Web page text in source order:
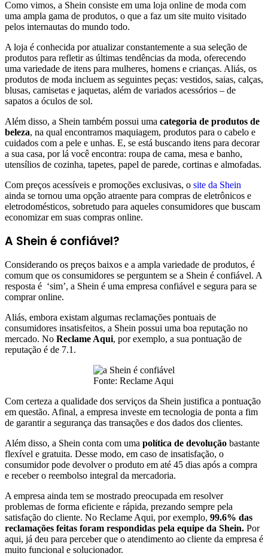
Como vimos, a Shein consiste em uma loja online de moda com
uma ampla gama de produtos, o que a faz um site muito visitado
pelos internautas do mundo todo.
A loja é conhecida por atualizar constantemente a sua seleção de
produtos para refletir as últimas tendências da moda, oferecendo
uma variedade de itens para mulheres, homens e crianças. Aliás, os
produtos de moda incluem as seguintes peças: vestidos, saias, calças,
blusas, camisetas e jaquetas, além de variados acessórios – de
sapatos a óculos de sol.
Além disso, a Shein também possui uma categoria de produtos de
beleza, na qual encontramos maquiagem, produtos para o cabelo e
cuidados com a pele e unhas. E, se está buscando itens para decorar
a sua casa, por lá você encontra: roupa de cama, mesa e banho,
utensílios de cozinha, tapetes, papel de parede, cortinas e almofadas.
Com preços acessíveis e promoções exclusivas, o site da Shein
ainda se tornou uma opção atraente para compras de eletrônicos e
eletrodomésticos, sobretudo para aqueles consumidores que buscam
economizar em suas compras online.
A Shein é confiável?
Considerando os preços baixos e a ampla variedade de produtos, é
comum que os consumidores se perguntem se a Shein é confiável. A
resposta é ‘sim’, a Shein é uma empresa confiável e segura para se
comprar online.
Aliás, embora existam algumas reclamações pontuais de
consumidores insatisfeitos, a Shein possui uma boa reputação no
mercado. No Reclame Aqui, por exemplo, a sua pontuação de
reputação é de 7.1.
Fonte: Reclame Aqui
Com certeza a qualidade dos serviços da Shein justifica a pontuação
em questão. Afinal, a empresa investe em tecnologia de ponta a fim
de garantir a segurança das transações e dos dados dos clientes.
Além disso, a Shein conta com uma política de devolução bastante
flexível e gratuita. Desse modo, em caso de insatisfação, o
consumidor pode devolver o produto em até 45 dias após a compra
e receber o reembolso integral da mercadoria.
A empresa ainda tem se mostrado preocupada em resolver
problemas de forma eficiente e rápida, prezando sempre pela
satisfação do cliente. No Reclame Aqui, por exemplo, 99.6% das
reclamações feitas foram respondidas pela equipe da Shein. Por
aqui, já deu para perceber que o atendimento ao cliente da empresa é
muito funcional e solucionador.